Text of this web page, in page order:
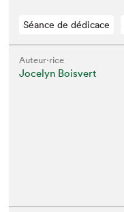
Séance de dédicace
Auteur·rice
Jocelyn Boisvert